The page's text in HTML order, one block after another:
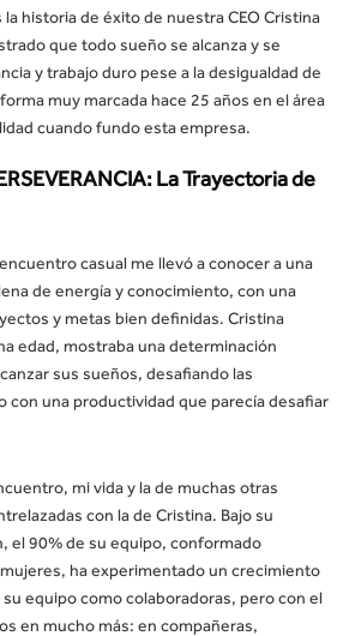
historia de éxito de nuestra CEO Cristina
que todo sueño se alcanza y se
y trabajo duro pese a la desigualdad de
muy marcada hace 25 años en el área
cuando fundo esta empresa.
La Trayectoria de
casual me llevó a conocer a una
de energía y conocimiento, con una
y metas bien definidas. Cristina
edad, mostraba una determinación
sus sueños, desafiando las
con una productividad que parecía desafiar
mi vida y la de muchas otras
con la de Cristina. Bajo su
el 90% de su equipo, conformado
ha experimentado un crecimiento
su equipo como colaboradoras, pero con el
en mucho más: en compañeras,